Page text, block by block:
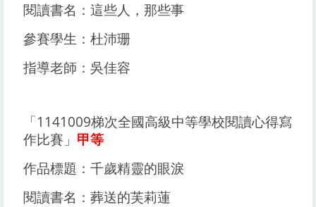
閱讀書名：這些人，那些事
參賽學生：杜沛珊
指導老師：吳佳容
「1141009梯次全國高級中等學校閱讀心得寫
作比賽」 甲等
作品標題：千歲精靈的眼淚
閱讀書名：葬送的芙莉蓮